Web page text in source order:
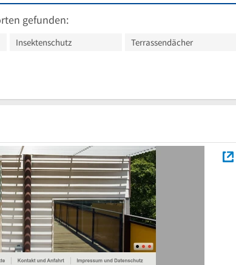
gefunden:
Insektenschutz
Terrassendächer